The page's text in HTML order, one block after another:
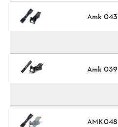
Amk 043
Amk 039
AMK048